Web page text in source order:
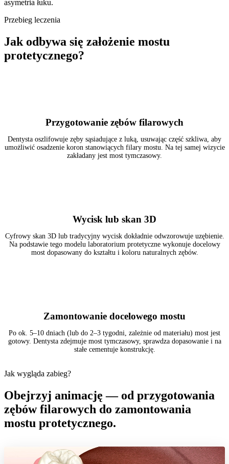
asymetria łuku.
Przebieg leczenia
Jak odbywa się założenie mostu
protetycznego?
Przygotowanie zębów filarowych
Dentysta oszlifowuje zęby sąsiadujące z luką, usuwając część szkliwa, aby
umożliwić osadzenie koron stanowiących filary mostu. Na tej samej wizycie
zakładany jest most tymczasowy.
Wycisk lub skan 3D
Cyfrowy skan 3D lub tradycyjny wycisk dokładnie odwzorowuje uzębienie.
Na podstawie tego modelu laboratorium protetyczne wykonuje docelowy
most dopasowany do kształtu i koloru naturalnych zębów.
Zamontowanie docelowego mostu
Po ok. 5–10 dniach (lub do 2–3 tygodni, zależnie od materiału) most jest
gotowy. Dentysta zdejmuje most tymczasowy, sprawdza dopasowanie i na
stałe cementuje konstrukcję.
Jak wygląda zabieg?
Obejrzyj animację — od przygotowania
zębów filarowych do zamontowania
mostu protetycznego.